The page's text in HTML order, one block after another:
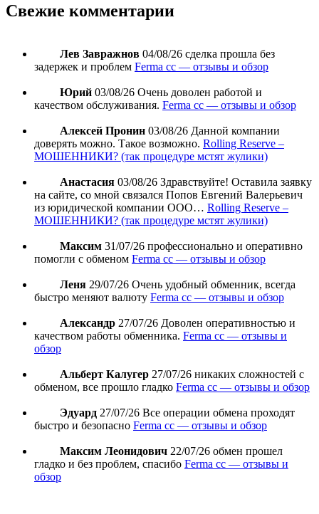
Свежие комментарии
Лев Завражнов 04/08/26 сделка прошла без
задержек и проблем Ferma cc — отзывы и обзор
Юрий 03/08/26 Очень доволен работой и
качеством обслуживания. Ferma cc — отзывы и обзор
Алексей Пронин 03/08/26 Данной компании
доверять можно. Такое возможно. Rolling Reserve –
МОШЕННИКИ? (так процедуре мстят жулики)
Анастасия 03/08/26 Здравствуйте! Оставила заявку
на сайте, со мной связался Попов Евгений Валерьевич
из юридической компании ООО… Rolling Reserve –
МОШЕННИКИ? (так процедуре мстят жулики)
Максим 31/07/26 профессионально и оперативно
помогли с обменом Ferma cc — отзывы и обзор
Леня 29/07/26 Очень удобный обменник, всегда
быстро меняют валюту Ferma cc — отзывы и обзор
Александр 27/07/26 Доволен оперативностью и
качеством работы обменника. Ferma cc — отзывы и
обзор
Альберт Калугер 27/07/26 никаких сложностей с
обменом, все прошло гладко Ferma cc — отзывы и обзор
Эдуард 27/07/26 Все операции обмена проходят
быстро и безопасно Ferma cc — отзывы и обзор
Максим Леонидович 22/07/26 обмен прошел
гладко и без проблем, спасибо Ferma cc — отзывы и
обзор